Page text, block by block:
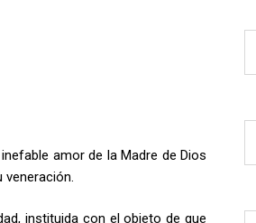
amor de la Madre de Dios
instituida con el objeto de que